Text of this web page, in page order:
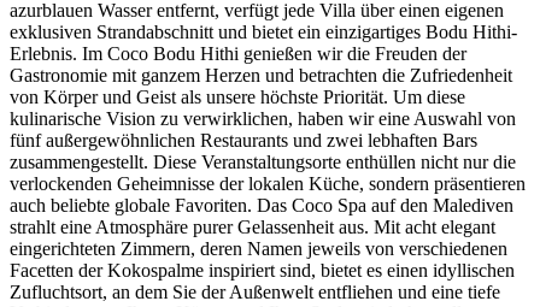
azurblauen Wasser entfernt, verfügt jede Villa über einen eigenen
exklusiven Strandabschnitt und bietet ein einzigartiges Bodu Hithi-
Erlebnis. Im Coco Bodu Hithi genießen wir die Freuden der
Gastronomie mit ganzem Herzen und betrachten die Zufriedenheit
von Körper und Geist als unsere höchste Priorität. Um diese
kulinarische Vision zu verwirklichen, haben wir eine Auswahl von
fünf außergewöhnlichen Restaurants und zwei lebhaften Bars
zusammengestellt. Diese Veranstaltungsorte enthüllen nicht nur die
verlockenden Geheimnisse der lokalen Küche, sondern präsentieren
auch beliebte globale Favoriten. Das Coco Spa auf den Malediven
strahlt eine Atmosphäre purer Gelassenheit aus. Mit acht elegant
eingerichteten Zimmern, deren Namen jeweils von verschiedenen
Facetten der Kokospalme inspiriert sind, bietet es einen idyllischen
Zufluchtsort, an dem Sie der Außenwelt entfliehen und eine tiefe